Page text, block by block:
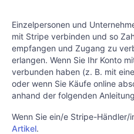
Einzelpersonen und
mit Stripe verbinden und so
empfangen und Zugang zu
erlangen. Wenn Sie Ihr Konto
verbunden haben (z. B. mit
oder wenn Sie Käufe online
anhand der folgenden
Wenn Sie ein/e Stripe-Händler/
Artikel.